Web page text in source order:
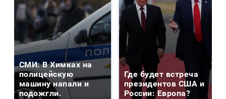
СМИ: В Химках на
полицейскую
машину напали и
подожгли.
Где будет встреча
президентов США и
России: Европа?